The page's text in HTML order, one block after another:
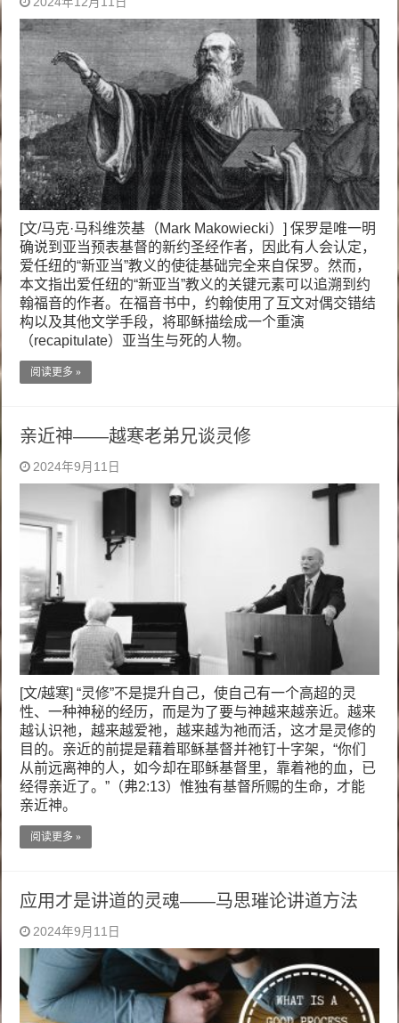
[文/马克·马科维茨基（Mark Makowiecki）] 保罗是唯一明
确说到亚当预表基督的新约圣经作者，因此有人会认定，
爱任纽的“新亚当”教义的使徒基础完全来自保罗。然而，
本文指出爱任纽的“新亚当”教义的关键元素可以追溯到约
翰福音的作者。在福音书中，约翰使用了互文对偶交错结
构以及其他文学手段，将耶稣描绘成一个重演
（recapitulate）亚当生与死的人物。
阅读更多 »
亲近神——越寒老弟兄谈灵修
2024年9月11日
[文/越寒] “灵修”不是提升自己，使自己有一个高超的灵
性、一种神秘的经历，而是为了要与神越来越亲近。越来
越认识祂，越来越爱祂，越来越为祂而活，这才是灵修的
目的。亲近的前提是藉着耶稣基督并祂钉十字架，“你们
从前远离神的人，如今却在耶稣基督里，靠着祂的血，已
经得亲近了。”（弗2:13）惟独有基督所赐的生命，才能
亲近神。
阅读更多 »
应用才是讲道的灵魂——马思璀论讲道方法
2024年9月11日